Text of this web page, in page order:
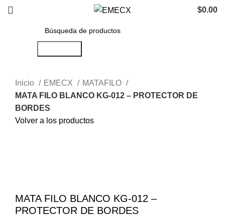
$0.00
Inicio EMECX
MATAFILO
MATA FILO BLANCO KG-012 – PROTECTOR DE
BORDES
Volver a los productos
MATA FILO BLANCO KG-012 –
PROTECTOR DE BORDES